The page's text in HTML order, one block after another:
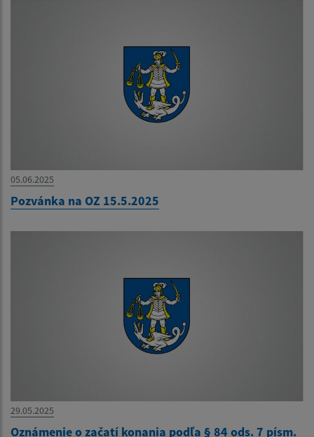
05.06.2025
Pozvánka na OZ 15.5.2025
29.05.2025
Oznámenie o začatí konania podľa § 84 ods. 7 písm.